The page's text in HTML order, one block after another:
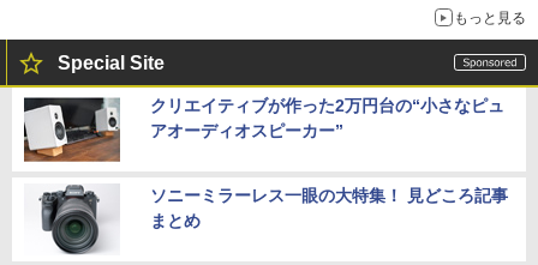
もっと見る
Special Site
クリエイティブが作った2万円台の“小さなピュ
アオーディオスピーカー”
ソニーミラーレス一眼の大特集！ 見どころ記事
まとめ